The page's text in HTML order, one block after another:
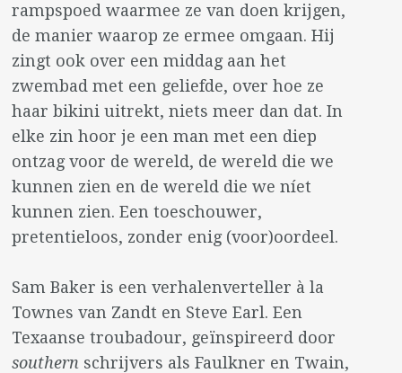
rampspoed waarmee ze van doen krijgen,
de manier waarop ze ermee omgaan. Hij
zingt ook over een middag aan het
zwembad met een geliefde, over hoe ze
haar bikini uitrekt, niets meer dan dat. In
elke zin hoor je een man met een diep
ontzag voor de wereld, de wereld die we
kunnen zien en de wereld die we níet
kunnen zien. Een toeschouwer,
pretentieloos, zonder enig (voor)oordeel.
Sam Baker is een verhalenverteller à la
Townes van Zandt en Steve Earl. Een
Texaanse troubadour, geïnspireerd door
southern schrijvers als Faulkner en Twain,